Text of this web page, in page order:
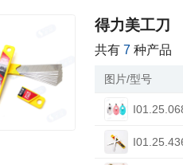
得力美工刀
共有7 种产品
图片/型号